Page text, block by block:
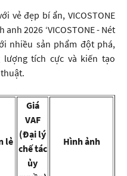
vẻ đẹp bí ẩn, VICOSTONE
2026 ‘VICOSTONE - Nét
nhiều sản phẩm đột phá,
tích cực và kiến tạo
lẻ
Giá
VAF
(Đại lý
chế tác
ủy
Hình ảnh